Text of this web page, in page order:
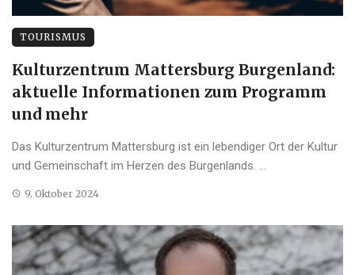
TOURISMUS
Kulturzentrum Mattersburg Burgenland:
aktuelle Informationen zum Programm
und mehr
Das Kulturzentrum Mattersburg ist ein lebendiger Ort der Kultur
und Gemeinschaft im Herzen des Burgenlands. ...
9. Oktober 2024